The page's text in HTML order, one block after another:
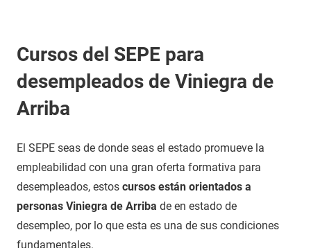
Cursos del SEPE para
desempleados de Viniegra de
Arriba
El SEPE seas de donde seas el estado promueve la
empleabilidad con una gran oferta formativa para
desempleados, estos cursos están orientados a
personas Viniegra de Arriba de en estado de
desempleo, por lo que esta es una de sus condiciones
fundamentales.